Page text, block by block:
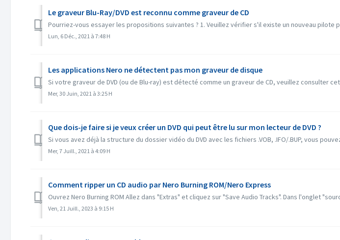
Le graveur Blu-Ray/DVD est reconnu comme graveur de CD
Pourriez-vous essayer les propositions suivantes ? 1. Veuillez vérifier s'il existe un nouveau pilote
Lun, 6 Déc., 2021 à 7:48 H
Les applications Nero ne détectent pas mon graveur de disque
Si votre graveur de DVD (ou de Blu-ray) est détecté comme un graveur de CD, veuillez
Mer, 30 Juin, 2021 à 3:25 H
Que dois-je faire si je veux créer un DVD qui peut être lu sur mon lecteur de DVD ?
Si vous avez déjà la structure du dossier vidéo du DVD avec les fichiers .VOB, .IFO/.BUP, vous
Mer, 7 Juill., 2021 à 4:09 H
Comment ripper un CD audio par Nero Burning ROM/Nero Express
Ouvrez Nero Burning ROM Allez dans "Extras" et cliquez sur "Save Audio Tracks". Dans l'onglet
Ven, 21 Juill., 2023 à 9:15 H